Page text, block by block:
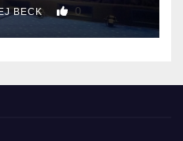
BECK 0